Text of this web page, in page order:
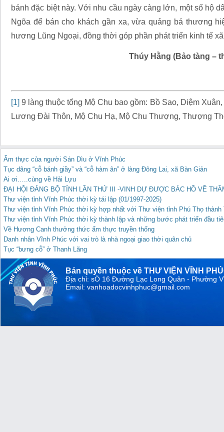
bánh đặc biệt này. Với nhu cầu ngày càng lớn, một số hộ
Ngõa để bán cho khách gần xa, vừa quảng bá thương
hương Lũng Ngoại, đồng thời góp phần phát triển kinh tế
Thúy Hằng (Bảo tàng –
[1] 9 làng thuộc tổng Mộ Chu bao gồm: Bồ Sao, Diệm
Lương Đài Thôn, Mộ Chu Hạ, Mộ Chu Thượng, Thượng
Ẩm thực của người Sán Dìu ở Vĩnh Phúc
Tục dâng “cỗ bánh giầy” và “cỗ hàm ân” ở làng Đông Lai, xã Bàn Giản
Ai ơi…..cùng về Hải Lựu
ĐẠI HỘI ĐẢNG BỘ TỈNH LẦN THỨ III -VINH DỰ ĐƯỢC BÁC HỒ VỀ
Thư viện tỉnh Vĩnh Phúc thời kỳ tái lập (01/1997-2025)
Thư viện tỉnh Vĩnh Phúc thời kỳ hợp nhất với Thư viện tỉnh Phú Thọ thành
Thư viện tỉnh Vĩnh Phúc thời kỳ thành lập và những bước phát triển đầu
Về Hương Canh thưởng thức ẩm thực truyền thống
Danh nhân Vĩnh Phúc với vai trò là nhà ngoại giao thời quân chủ
Tục “bưng cỗ” ở Thanh Lãng
Bản quyền thuộc về THƯ VIỆN VĨNH
Địa chỉ: sỐ 16 Đường Lạc Long Quân - Phường
Email: vanhoadocvinhphuc@gmail.com